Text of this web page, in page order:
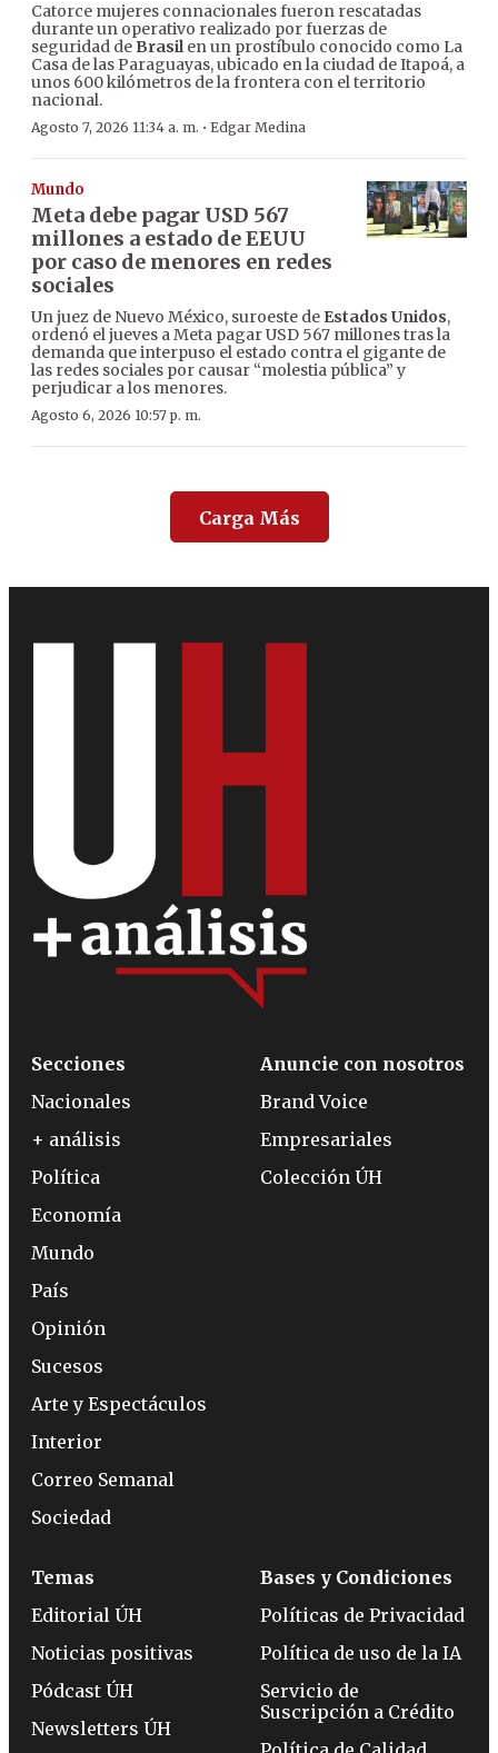
Catorce mujeres connacionales fueron rescatadas
durante un operativo realizado por fuerzas de
seguridad de Brasilen un prostíbulo conocido como La
Casa de las Paraguayas, ubicado en la ciudad de Itapoá, a
unos 600 kilómetros de la frontera con el territorio
nacional.
Agosto 7, 2026 11:34 a. m. · Edgar Medina
Mundo
Meta debe pagar USD 567
millones a estado de EEUU
por caso de menores en redes
sociales
Un juez de Nuevo México, suroeste de Estados Unidos,
ordenó el jueves a Meta pagar USD 567 millones tras la
demanda que interpuso el estado contra el gigante de
las redes sociales por causar “molestia pública” y
perjudicar a los menores.
Agosto 6, 2026 10:57 p. m.
Carga Más
Secciones
Nacionales
+ análisis
Política
Economía
Mundo
País
Opinión
Sucesos
Arte y Espectáculos
Interior
Correo Semanal
Sociedad
Anuncie con nosotros
Brand Voice
Empresariales
Colección ÚH
Temas
Editorial ÚH
Noticias positivas
Pódcast ÚH
Newsletters ÚH
Bases y Condiciones
Políticas de Privacidad
Política de uso de la IA
Servicio de
Suscripción a Crédito